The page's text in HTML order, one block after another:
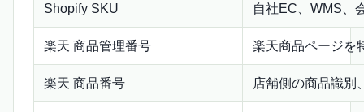
Shopify SKU 自社EC、WMS、
楽天 商品管理番号 楽天商品ページを
楽天 商品番号 店舗側の商品識別